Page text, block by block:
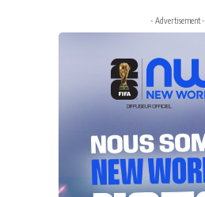
- Advertisement -